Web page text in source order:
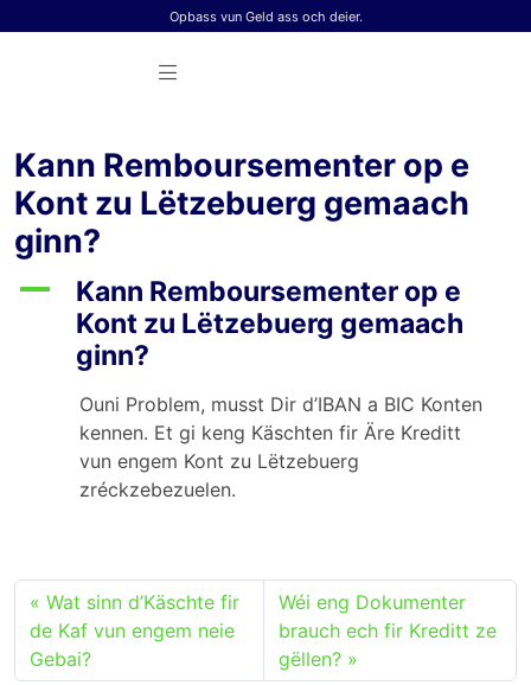
Opbass vun Geld ass och deier.
Kann Remboursementer op e
Kont zu Lëtzebuerg gemaach
ginn?
A
Kann Remboursementer op e
Kont zu Lëtzebuerg gemaach
ginn?
Ouni Problem, musst Dir d’IBAN a BIC Konten
kennen. Et gi keng Käschten fir Äre Kreditt
vun engem Kont zu Lëtzebuerg
zréckzebezuelen.
Wat sinn d’Käschte fir
de Kaf vun engem neie
Gebai?
Wéi eng Dokumenter
brauch ech fir Kreditt ze
gëllen?